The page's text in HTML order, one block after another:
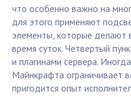
что особенно важно на
для этого применяют
элементы, которые делают
время суток. Четвертый
и плагинами сервера.
Майнкрафта ограничивает
пригодится опыт